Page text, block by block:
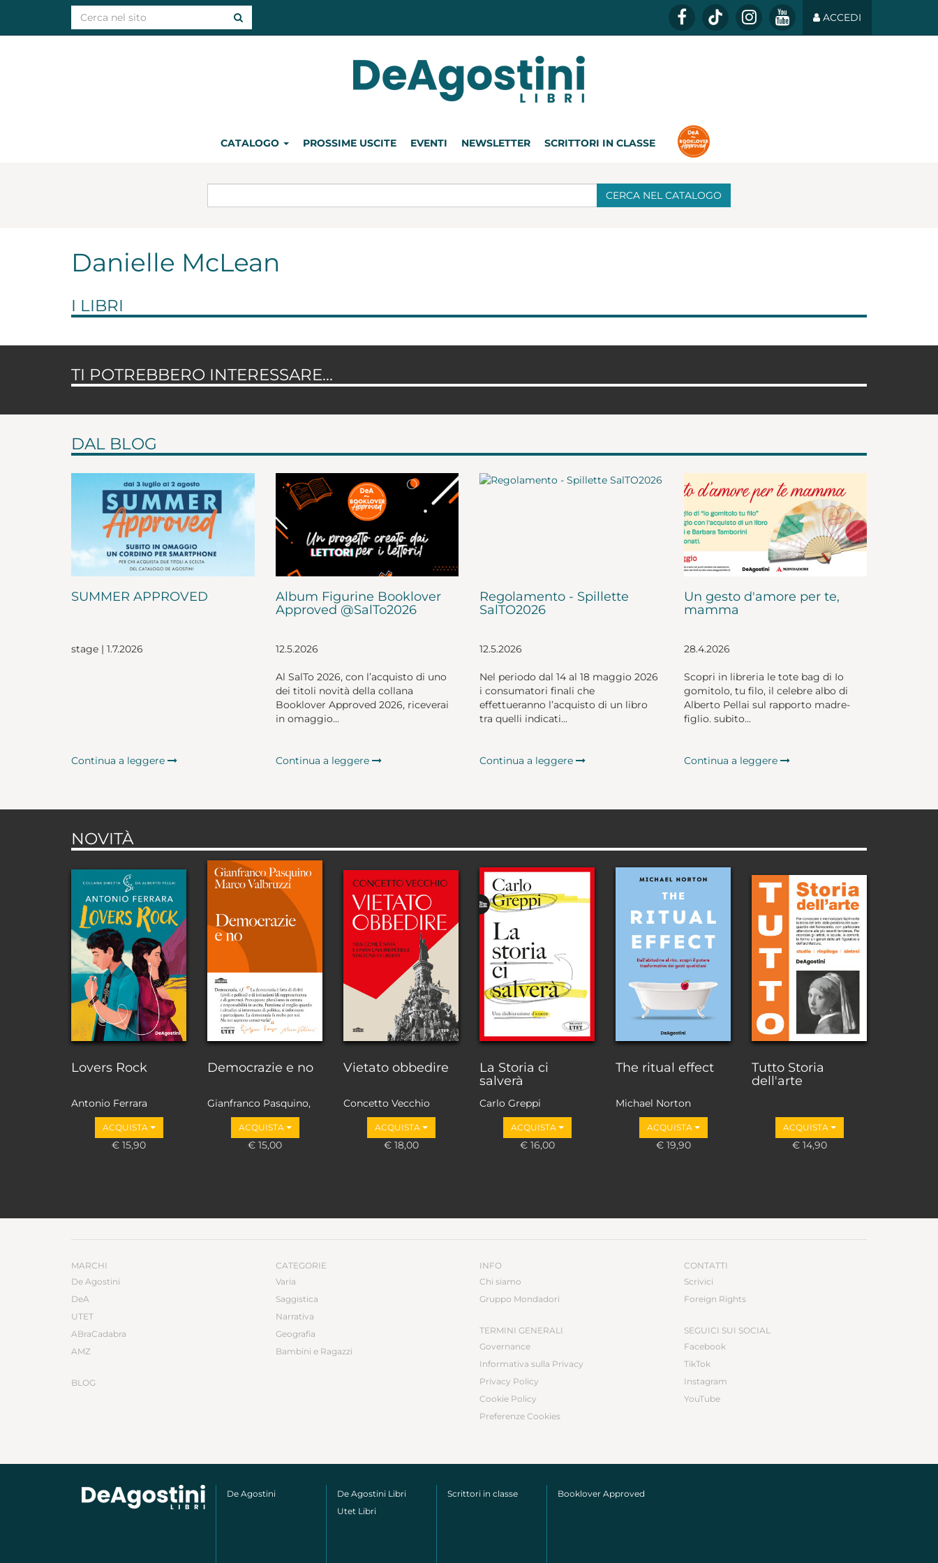
ACCEDI
CATALOGO PROSSIME USCITE EVENTI NEWSLETTER SCRITTORI IN CLASSE
CERCA NEL CATALOGO
Danielle McLean
I LIBRI
TI POTREBBERO INTERESSARE...
DAL BLOG
SUMMER APPROVED
stage | 1.7.2026
Continua a leggere
Album Figurine Booklover
Approved @SalTo2026
12.5.2026
Al SalTo 2026, con l’acquisto di uno
dei titoli novità della collana
Booklover Approved 2026, riceverai
in omaggio...
Continua a leggere
Regolamento - Spillette
SalTO2026
12.5.2026
Nel periodo dal 14 al 18 maggio 2026
i consumatori finali che
effettueranno l’acquisto di un libro
tra quelli indicati...
Continua a leggere
Un gesto d'amore per te,
mamma
28.4.2026
Scopri in libreria le tote bag di Io
gomitolo, tu filo, il celebre albo di
Alberto Pellai sul rapporto madre-
figlio. subito...
Continua a leggere
NOVITÀ
Lovers Rock
Antonio Ferrara
ACQUISTA
€ 15,90
Democrazie e no
Gianfranco Pasquino,
Marco Valbruzzi
ACQUISTA
€ 15,00
Vietato obbedire
Concetto Vecchio
ACQUISTA
€ 18,00
La Storia ci
salverà
Carlo Greppi
ACQUISTA
€ 16,00
The ritual effect
Michael Norton
ACQUISTA
€ 19,90
Tutto Storia
dell'arte
ACQUISTA
€ 14,90
MARCHI
De Agostini
DeA
UTET
ABraCadabra
AMZ
BLOG
CATEGORIE
Varia
Saggistica
Narrativa
Geografia
Bambini e Ragazzi
INFO
Chi siamo
Gruppo Mondadori
TERMINI GENERALI
Governance
Informativa sulla Privacy
Privacy Policy
Cookie Policy
Preferenze Cookies
CONTATTI
Scrivici
Foreign Rights
SEGUICI SUI SOCIAL
Facebook
TikTok
Instagram
YouTube
De Agostini
De Agostini Libri
Utet Libri
Scrittori in classe Booklover Approved